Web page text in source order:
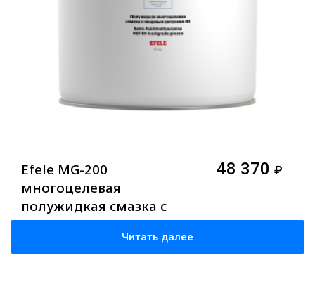
Efele MG-200
многоцелевая
полужидкая смазка с
допуском NSF H1, 18 кг
48 370 ₽
Читать далее